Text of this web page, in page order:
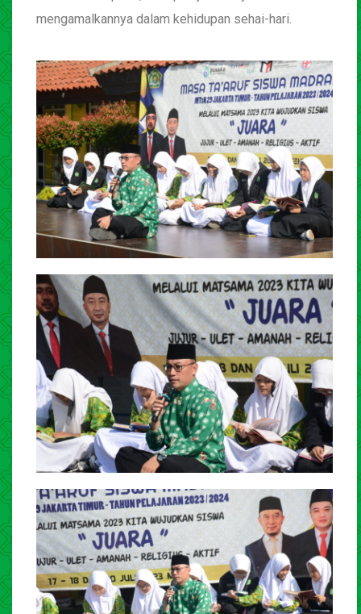
mengamalkannya dalam kehidupan sehai-hari.